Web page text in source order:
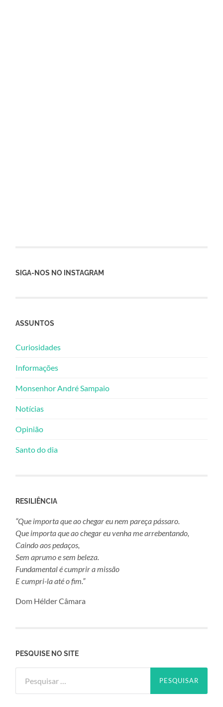
SIGA-NOS NO INSTAGRAM
ASSUNTOS
Curiosidades
Informações
Monsenhor André Sampaio
Notícias
Opinião
Santo do dia
RESILIÊNCIA
“Que importa que ao chegar eu nem pareça pássaro.
Que importa que ao chegar eu venha me arrebentando,
Caindo aos pedaços,
Sem aprumo e sem beleza.
Fundamental é cumprir a missão
E cumpri-la até o fim.”
Dom Hélder Câmara
PESQUISE NO SITE
por: